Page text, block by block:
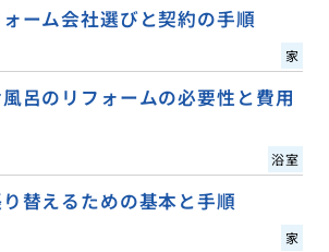
ーム会社選びと契約の手順
家
呂のリフォームの必要性と費用
浴室
替えるための基本と手順
家